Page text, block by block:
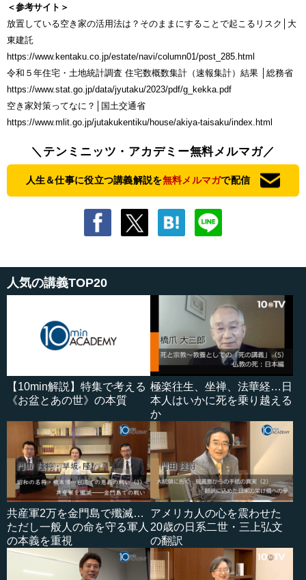
＜参考サイト＞
放置している空き家の活用法は？そのままにすることで起こるリスク│大
東建託
https://www.kentaku.co.jp/estate/navi/column01/post_285.html
令和５年住宅・土地統計調査 住宅数概数集計（速報集計）結果 │総務省
https://www.stat.go.jp/data/jyutaku/2023/pdf/g_kekka.pdf
空き家対策ってなに？│国土交通省
https://www.mlit.go.jp/jutakukentiku/house/akiya-taisaku/index.html
＼テンミニッツ・アカデミー無料メルマガ／
人生＆仕事に役立つ講義解説を無料メルマガで配信
人気の講義TOP20
【10min解説】特集で考える
《お盆とあの世》の本質
極楽往生、坐禅、法華経…日
本人はいかに死を乗り越える
か
共産軍2万を金門島で殲滅…
ただし一般人の命を守る軍人
の本義を重視
アメリカ人の心を震わせた
20歳の日系二世・三上弘文
の翻訳